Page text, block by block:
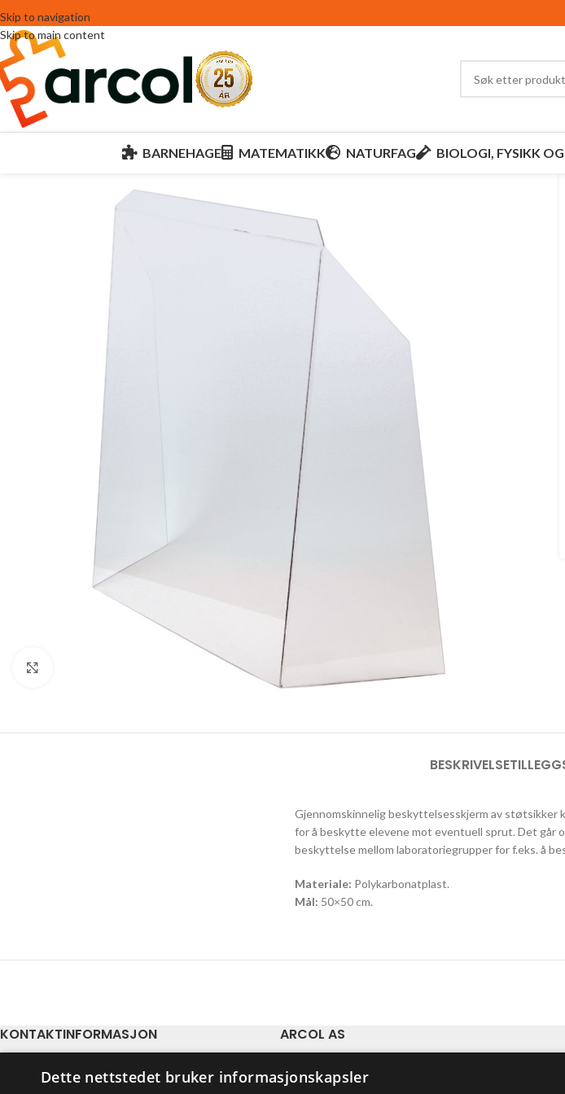
Skip to navigation
Skip to main content
BARNEHAGE MATEMATIKK NATURFAG BIOLOGI, FYSIKK
BESKRIVELSE
Gjennomskinnelig beskyttelsesskjerm av støtsikker
for å beskytte elevene mot eventuell sprut. Det går
beskyttelse mellom laboratoriegrupper for f.eks. å
Materiale: Polykarbonatplast.
Mål: 50×50 cm.
KONTAKTINFORMASJON
Org.nr. 978 624 235
ARCOL AS
Vi leverer aktuelle læremidler til norske skoler,
barnehager og private over hele landet. Vår
Dette nettstedet bruker informasjonskapsler